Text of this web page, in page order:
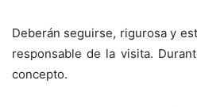
Deberán seguirse, rigurosa y
responsable de la visita.
concepto.